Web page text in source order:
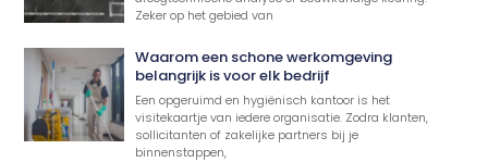
Zeker op het gebied van
Waarom een schone werkomgeving
belangrijk is voor elk bedrijf
Een opgeruimd en hygiënisch kantoor is het
visitekaartje van iedere organisatie. Zodra klanten,
sollicitanten of zakelijke partners bij je
binnenstappen,